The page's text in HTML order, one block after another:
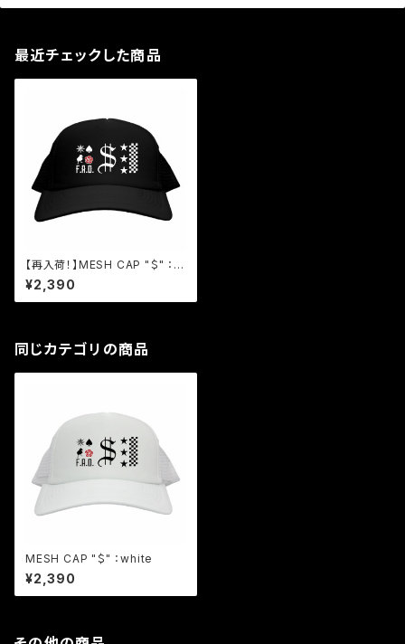
最近チェックした商品
【再入荷！】MESH CAP "＄" ：bl
ack
¥2,390
同じカテゴリの商品
MESH CAP "＄" ：white
¥2,390